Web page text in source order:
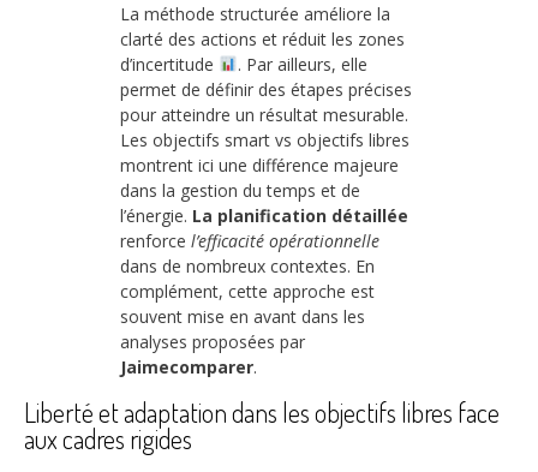
La méthode structurée améliore la
clarté des actions et réduit les zones
d’incertitude
. Par ailleurs, elle
permet de définir des étapes précises
pour atteindre un résultat mesurable.
Les objectifs smart vs objectifs libres
montrent ici une différence majeure
dans la gestion du temps et de
l’énergie. La planification détaillée
renforce l’efficacité opérationnelle
dans de nombreux contextes. En
complément, cette approche est
souvent mise en avant dans les
analyses proposées par
Jaimecomparer.
Liberté et adaptation dans les objectifs libres face
aux cadres rigides